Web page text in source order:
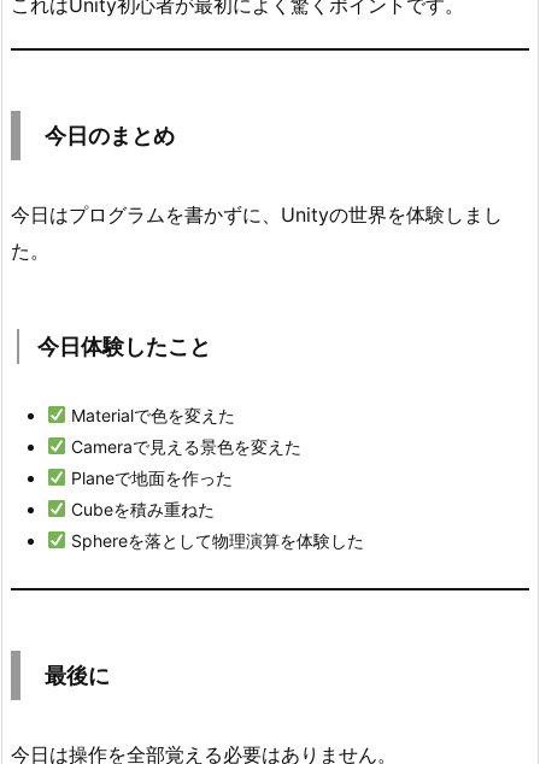
し
た
と
に
これはUnity初心者が最初によく驚くポイントです。
今日のまとめ
今日はプログラムを書かずに、Unityの世界を体験しまし
た。
今日体験したこと
Materialで色を変えた
Cameraで見える景色を変えた
Planeで地面を作った
Cubeを積み重ねた
Sphereを落として物理演算を体験した
最後に
今日は操作を全部覚える必要はありません。